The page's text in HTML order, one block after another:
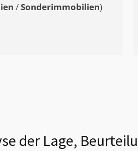
/Sonderimmobilien)
der Lage,